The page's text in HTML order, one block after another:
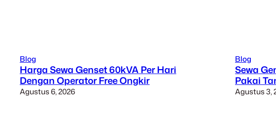
Blog
Harga Sewa Genset 60kVA Per Hari
Dengan Operator Free Ongkir
Agustus 6, 2026
Blog
Sewa
Pakai
Agustus 3,